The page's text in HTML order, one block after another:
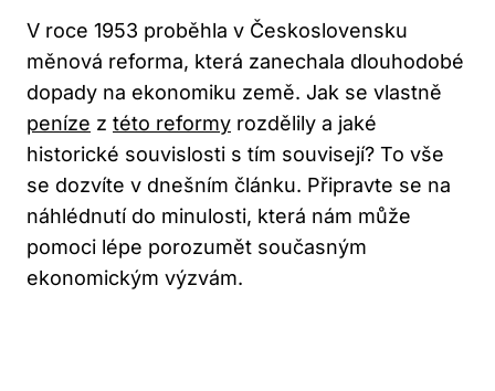
V roce 1953 proběhla v Československu
měnová reforma, která zanechala dlouhodobé
dopady na ekonomiku země. Jak se vlastně
peníze z této reformy rozdělily a jaké
historické souvislosti s tím souvisejí? To vše
se dozvíte v dnešním článku. Připravte se na
náhlédnutí do minulosti, která nám může
pomoci lépe porozumět současným
ekonomickým výzvám.